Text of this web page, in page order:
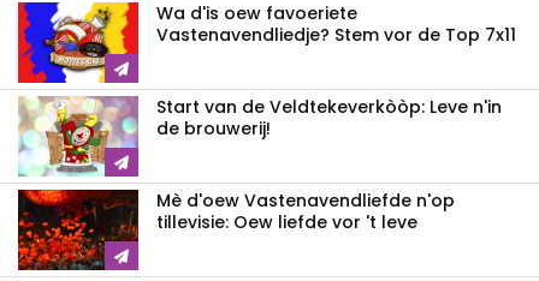
Wa d'is oew favoeriete
Vastenavendliedje? Stem vor de Top 7x11
Start van de Veldtekeverkòòp: Leve n'in
de brouwerij!
Mè d'oew Vastenavendliefde n'op
tillevisie: Oew liefde vor 't leve